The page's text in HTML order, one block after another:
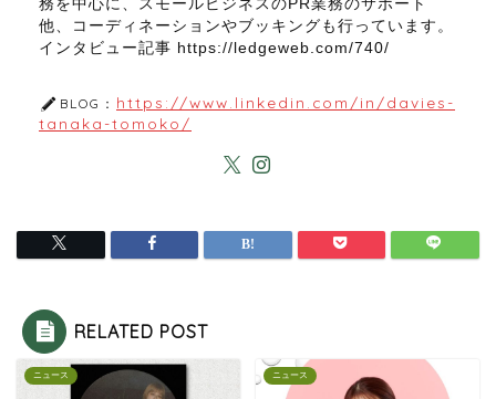
務を中心に、スモールビジネスのPR業務のサポート
他、コーディネーションやブッキングも行っています。
インタビュー記事 https://ledgeweb.com/740/
BLOG： https://www.linkedin.com/in/davies-
tanaka-tomoko/
RELATED POST
ニュース ニュース